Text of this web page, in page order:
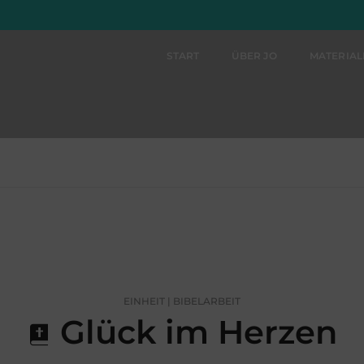
EINHEIT | BIBELARBEIT
Glück im Herzen